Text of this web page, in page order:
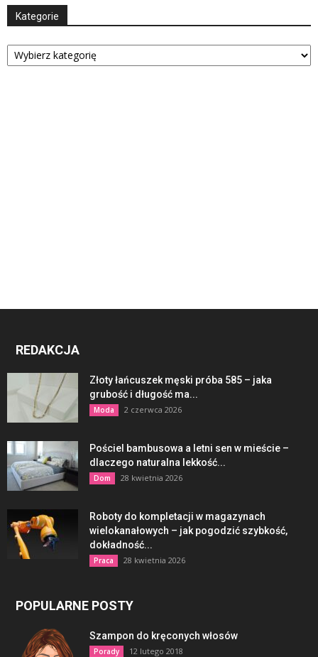
Kategorie
Kategorie
REDAKCJA
Złoty łańcuszek męski próba 585 – jaka
grubość i długość ma...
Moda 2 czerwca 2026
Pościel bambusowa a letni sen w mieście –
dlaczego naturalna lekkość...
Dom 28 kwietnia 2026
Roboty do kompletacji w magazynach
wielokanałowych – jak pogodzić szybkość,
dokładność...
Praca 28 kwietnia 2026
POPULARNE POSTY
Szampon do kręconych włosów
Porady 12 lutego 2018